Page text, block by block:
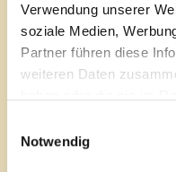
Verwendung unserer
soziale Medien,
Partner führen diese
weiteren Daten
Notwendig
Schnellzugriff
Veröffentlichungsportal
Blackout
Bürgermeldungen